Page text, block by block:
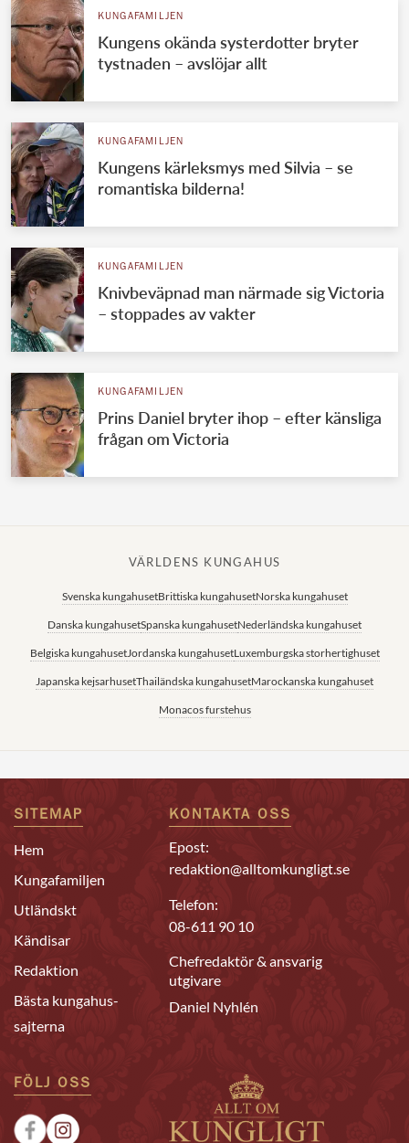
KUNGAFAMILJEN
Kungens okända systerdotter bryter
tystnaden – avslöjar allt
KUNGAFAMILJEN
Kungens kärleksmys med Silvia – se
romantiska bilderna!
KUNGAFAMILJEN
Knivbeväpnad man närmade sig Victoria
– stoppades av vakter
KUNGAFAMILJEN
Prins Daniel bryter ihop – efter känsliga
frågan om Victoria
VÄRLDENS KUNGAHUS
Svenska kungahusetBrittiska kungahusetNorska kungahuset
Danska kungahusetSpanska kungahusetNederländska kungahuset
Belgiska kungahusetJordanska kungahusetLuxemburgska storhertighuset
Japanska kejsarhusetThailändska kungahusetMarockanska kungahuset
Monacos furstehus
SITEMAP
Hem
Kungafamiljen
Utländskt
Kändisar
Redaktion
Bästa kungahus-
sajterna
KONTAKTA OSS
Epost:
redaktion@alltomkungligt.se
Telefon:
08-611 90 10
Chefredaktör & ansvarig
utgivare
Daniel Nyhlén
FÖLJ OSS